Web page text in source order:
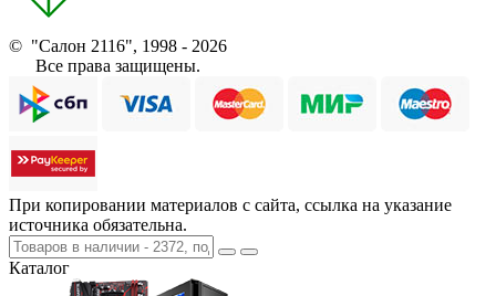
© "Салон 2116", 1998 - 2026
Все права защищены.
При копировании материалов с сайта, ссылка на указание
источника обязательна.
Каталог